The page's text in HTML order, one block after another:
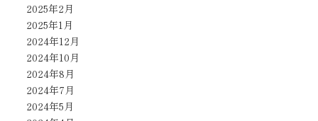
2025年2月
2025年1月
2024年12月
2024年10月
2024年8月
2024年7月
2024年5月